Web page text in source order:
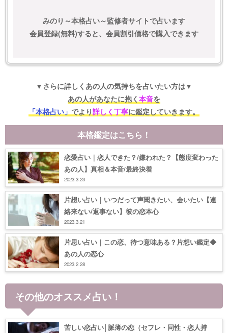
みのり～本格占い～監修者サイトで占います
会員登録(無料)すると、会員割引価格で購入できます
▼さらに詳しくあの人の気持ちを占いたい方は▼
あの人があなたに抱く 本音を
「本格占い」 でより詳しく丁寧に鑑定していきます。
本格鑑定はこちら！
恋愛占い｜恋人できた？/嫌われた？【態度変わった
あの人】真相＆本音/最終決着
2023.3.23
片想い占い｜いつだって声聞きたい、会いたい【連
絡来ない/返事ない】彼の恋本心
2023.3.21
片思い占い｜この恋、待つ意味ある？片想い鑑定◆
あの人の恋心
2023.2.28
その他のオススメ占い！
苦しい恋占い│脈薄の恋（セフレ・同性・恋人持